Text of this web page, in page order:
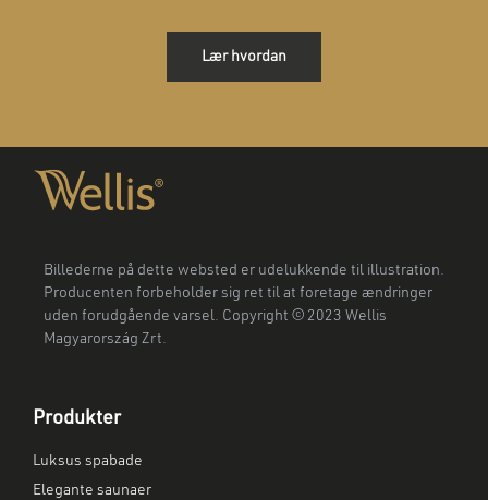
Lær hvordan
Billederne på dette websted er udelukkende til illustration.
Producenten forbeholder sig ret til at foretage ændringer
uden forudgående varsel. Copyright © 2023 Wellis
Magyarország Zrt.
Produkter
Luksus spabade
Elegante saunaer